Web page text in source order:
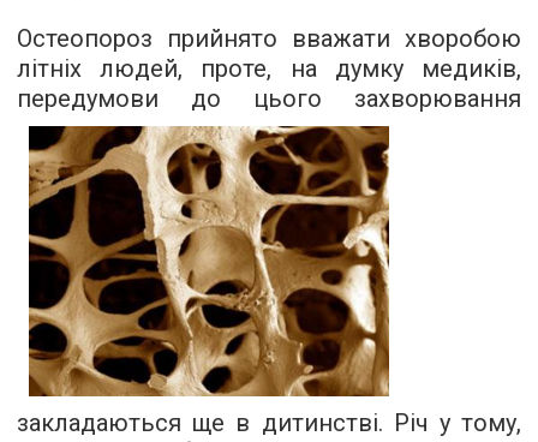
Остеопороз прийнято вважати хворобою
літніх людей, проте, на думку медиків,
передумови до цього захворювання
закладаються ще в дитинстві. Річ у тому,